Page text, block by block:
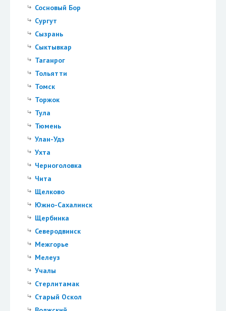
Сосновый Бор
Сургут
Сызрань
Сыктывкар
Таганрог
Тольятти
Томск
Торжок
Тула
Тюмень
Улан-Удэ
Ухта
Черноголовка
Чита
Щелково
Южно-Сахалинск
Щербинка
Северодвинск
Межгорье
Мелеуз
Учалы
Стерлитамак
Старый Оскол